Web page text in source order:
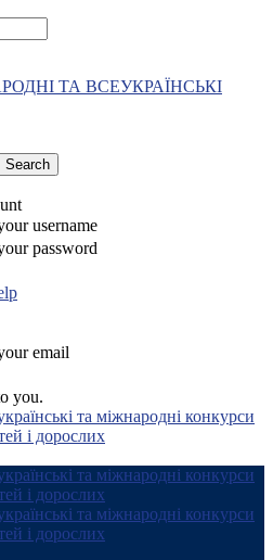
ТА ВСЕУКРАЇНСЬКІ
username
password
email
you.